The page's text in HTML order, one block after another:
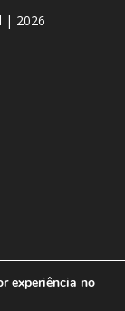
| 2026
experiência no